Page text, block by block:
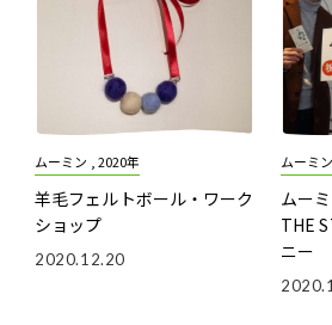
ムーミン , 2020年
羊毛フェルトボール・ワーク
ショップ
2020.12.20
ムーミ
ムー
THE
ニー